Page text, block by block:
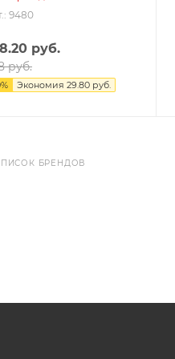
9480
руб.
руб.
% Экономия 29.80 руб.
БРЕНДОВ